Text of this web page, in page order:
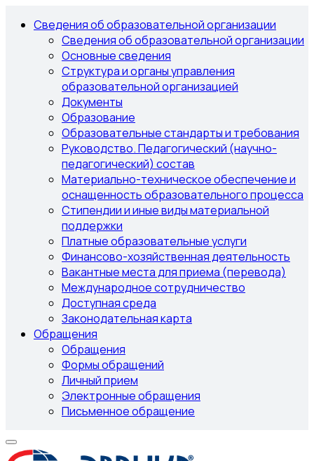
Сведения об образовательной организации
Сведения об образовательной организации
Основные сведения
Структура и органы управления
образовательной организацией
Документы
Образование
Образовательные стандарты и требования
Руководство. Педагогический (научно-
педагогический) состав
Материально-техническое обеспечение и
оснащенность образовательного процесса
Стипендии и иные виды материальной
поддержки
Платные образовательные услуги
Финансово-хозяйственная деятельность
Вакантные места для приема (перевода)
Международное сотрудничество
Доступная среда
Законодательная карта
Обращения
Обращения
Формы обращений
Личный прием
Электронные обращения
Письменное обращение